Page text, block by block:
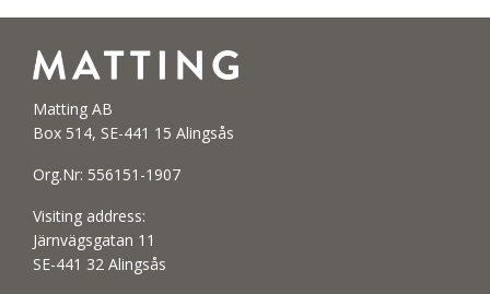
Matting AB
Box 514, SE-441 15 Alingsås
Org.Nr: 556151-1907
Visiting address:
Järnvägsgatan 11
SE-441 32 Alingsås